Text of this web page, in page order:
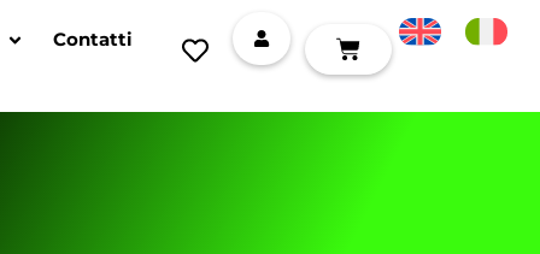
Contatti